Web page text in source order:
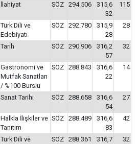
İlahiyat SÖZ 294.506
315,6
32
115
Türk Dili ve
Edebiyatı
SÖZ 292.780
315,9
28
28
Tarih SÖZ 290.906
316,2
57
32
Gastronomi ve
Mutfak Sanatları
/ %100 Burslu
SÖZ 288.843
316,6
22
14
Sanat Tarihi SÖZ 288.658
316,6
54
27
Halkla İlişkiler ve
Tanıtım
SÖZ 288.489
316,6
83
42
Türk Dili ve
SÖZ 288.361
316,7
32